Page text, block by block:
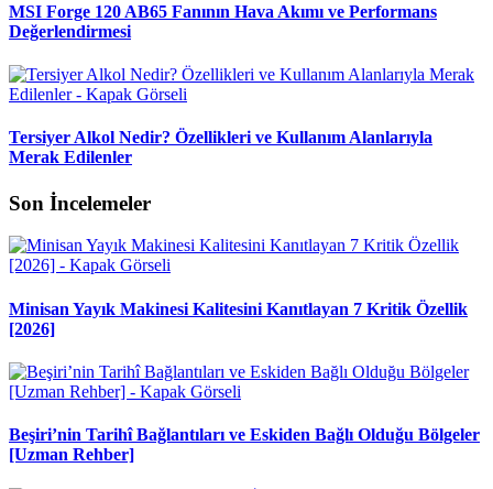
MSI Forge 120 AB65 Fanının Hava Akımı ve Performans
Değerlendirmesi
Tersiyer Alkol Nedir? Özellikleri ve Kullanım Alanlarıyla
Merak Edilenler
Son İncelemeler
Minisan Yayık Makinesi Kalitesini Kanıtlayan 7 Kritik Özellik
[2026]
Beşiri’nin Tarihî Bağlantıları ve Eskiden Bağlı Olduğu Bölgeler
[Uzman Rehber]